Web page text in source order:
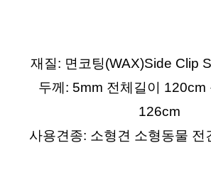
재질: 면코팅(WAX)Side Clip
두께: 5mm 전체길이 120cm
126cm
사용견종: 소형견 소형동물 전